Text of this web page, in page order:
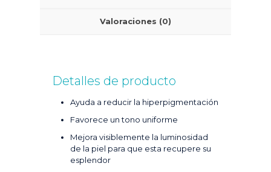
Valoraciones (0)
Detalles de producto
Ayuda a reducir la hiperpigmentación
Favorece un tono uniforme
Mejora visiblemente la luminosidad
de la piel para que esta recupere su
esplendor